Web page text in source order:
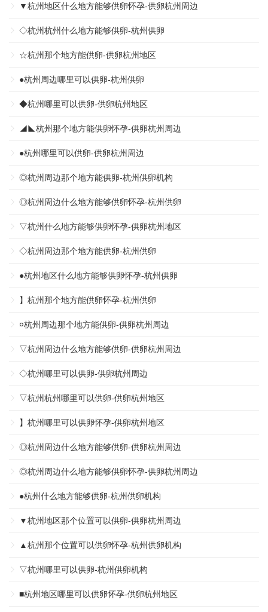
▼杭州地区什么地方能够供卵怀孕-供卵杭州周边
◇杭州杭州什么地方能够供卵-杭州供卵
☆杭州那个地方能供卵-供卵杭州地区
●杭州周边哪里可以供卵-杭州供卵
◆杭州哪里可以供卵-供卵杭州地区
◢◣杭州那个地方能供卵怀孕-供卵杭州周边
●杭州哪里可以供卵-供卵杭州周边
◎杭州周边那个地方能供卵-杭州供卵机构
◎杭州周边什么地方能够供卵怀孕-杭州供卵
▽杭州什么地方能够供卵怀孕-供卵杭州地区
◇杭州周边那个地方能供卵-杭州供卵
●杭州地区什么地方能够供卵怀孕-杭州供卵
】杭州那个地方能供卵怀孕-杭州供卵
¤杭州周边那个地方能供卵-供卵杭州周边
▽杭州周边什么地方能够供卵-供卵杭州周边
◇杭州哪里可以供卵-供卵杭州周边
▽杭州杭州哪里可以供卵-供卵杭州地区
】杭州哪里可以供卵怀孕-供卵杭州地区
◎杭州周边什么地方能够供卵-供卵杭州周边
◎杭州周边什么地方能够供卵怀孕-供卵杭州周边
●杭州什么地方能够供卵-杭州供卵机构
▼杭州地区那个位置可以供卵-供卵杭州周边
▲杭州那个位置可以供卵怀孕-杭州供卵机构
▽杭州哪里可以供卵-杭州供卵机构
■杭州地区哪里可以供卵怀孕-供卵杭州地区